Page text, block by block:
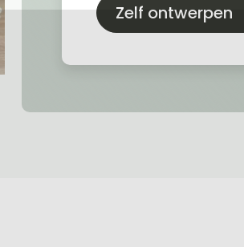
Zelf ontwerpen